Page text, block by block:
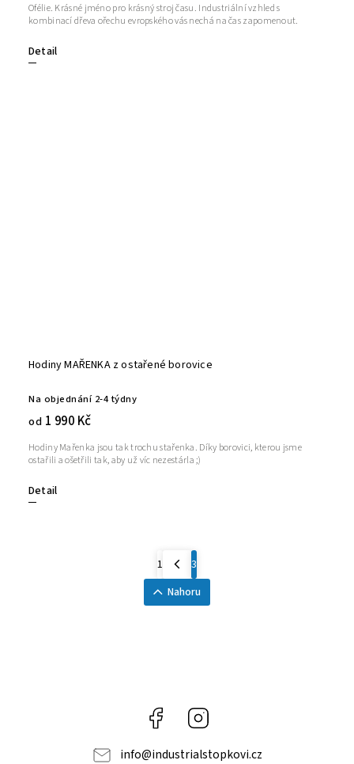
Detail
Ofélie. Krásné jméno pro krásný stroj času. Industriální vzhled s
kombinací dřeva ořechu evropského vás nechá na čas zapomenout.
Hodiny MAŘENKA z ostařené borovice
Na objednání 2-4 týdny
od 1 990 Kč
Detail
Hodiny Mařenka jsou tak trochu stařenka. Díky borovici, kterou jsme
ostařili a ošetřili tak, aby už víc nezestárla ;)
1
3
Nahoru
Facebook
info@industrialstopkovi.cz